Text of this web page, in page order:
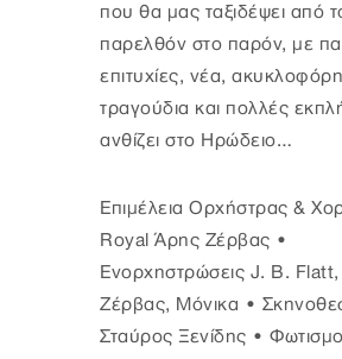
που θα μας ταξιδέψει από
παρελθόν στο παρόν, με
επιτυχίες, νέα,
τραγούδια και πολλές
ανθίζει στο Ηρώδειο…
Επιμέλεια Ορχήστρας &
Royal Άρης Ζέρβας •
Ενορχηστρώσεις J. B.
Ζέρβας, Μόνικα •
Σταύρος Ξενίδης •